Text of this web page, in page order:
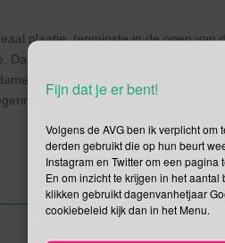
Fijn dat je er bent!
Volgens de AVG ben ik verplicht
derden gebruikt die op hun beurt
Instagram en Twitter om een pagina
En om inzicht te krijgen in het
klikken gebruikt dagenvanhetjaar
cookiebeleid kijk dan in het Menu.
plaatje, tenminste in de ogen van
Daartoe behoren vrije en eerlijke
mensenrechten. Zonder de
maatschappelijke